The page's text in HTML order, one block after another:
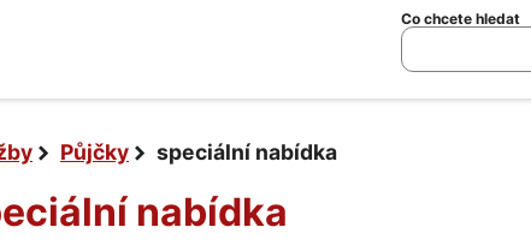
Co chcete hledat
Půjčky speciální nabídka
nabídka